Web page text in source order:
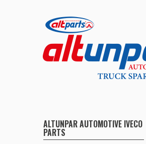
ALTUNPAR AUTOMOTIVE IVECO
PARTS